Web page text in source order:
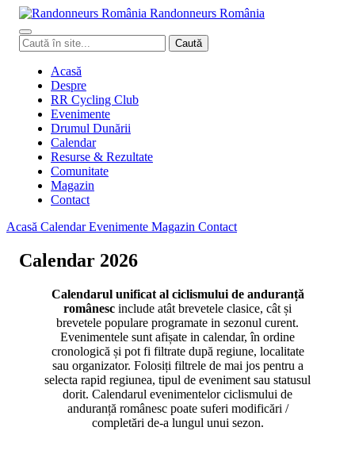
Randonneurs România
Caută
în
Caută
Acasă
Despre
RR Cycling Club
Evenimente
Drumul Dunării
Calendar
Resurse & Rezultate
Comunitate
Magazin
Contact
Acasă CalendarEvenimente Magazin Contact
Calendar 2026
Calendarul unificat al ciclismului de anduranță
românesc include atât brevetele clasice, cât și
brevetele populare programate in sezonul curent.
Evenimentele sunt afișate in calendar, în ordine
cronologică și pot fi filtrate după regiune, localitate
sau organizator. Folosiți filtrele de mai jos pentru a
selecta rapid regiunea, tipul de eveniment sau statusul
dorit. Calendarul evenimentelor ciclismului de
anduranță românesc poate suferi modificări /
completări de-a lungul unui sezon.